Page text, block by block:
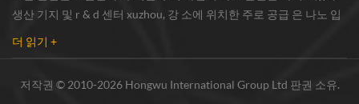
생산 기지 및 r & d 센터 xuzhou, 강 소에 위치한 주로 공급 은 나노 입
하게 유명한 연구와 협력했다.대학, 국내 선도 기술 공장 및 국립 연구
더 읽기 +
저작권 © 2010-2026 Hongwu International Group Ltd 판권 소유.